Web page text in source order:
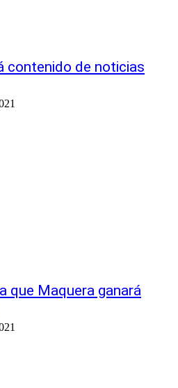
contenido de noticias
que Maquera ganará